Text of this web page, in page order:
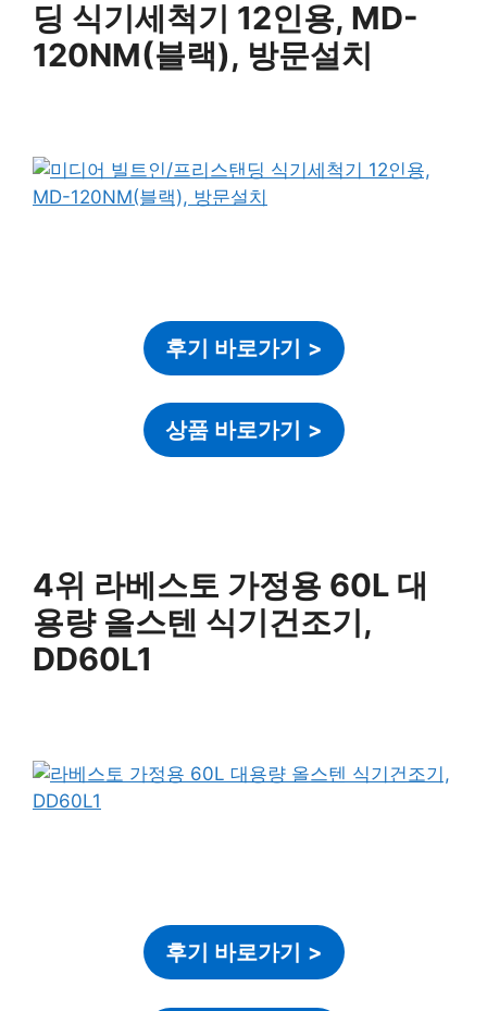
딩 식기세척기 12인용, MD-
120NM(블랙), 방문설치
후기 바로가기 >
상품 바로가기 >
4위 라베스토 가정용 60L 대
용량 올스텐 식기건조기,
DD60L1
후기 바로가기 >